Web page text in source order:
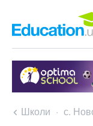
Школи с.